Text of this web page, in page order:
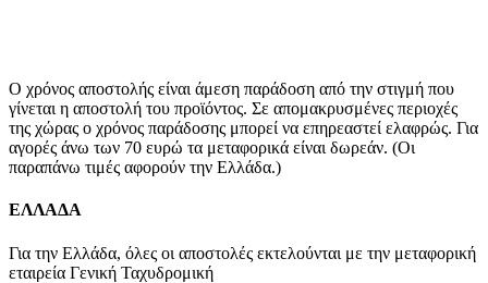
Ο χρόνος αποστολής είναι άμεση παράδοση από την στιγμή που
γίνεται η αποστολή του προϊόντος. Σε απομακρυσμένες περιοχές
της χώρας ο χρόνος παράδοσης μπορεί να επηρεαστεί ελαφρώς. Για
αγορές άνω των 70 ευρώ τα μεταφορικά είναι δωρεάν. (Οι
παραπάνω τιμές αφορούν την Ελλάδα.)
ΕΛΛΑΔΑ
Για την Ελλάδα, όλες οι αποστολές εκτελούνται με την μεταφορική
εταιρεία Γενική Ταχυδρομική